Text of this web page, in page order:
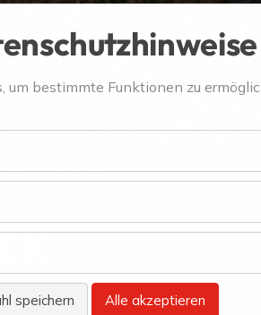
bestimmte Funktionen zu
speichern Alle akzeptieren